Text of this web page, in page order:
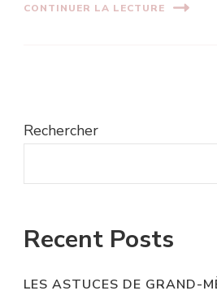
CONTINUER LA LECTURE
Rechercher
Recent Posts
LES ASTUCES DE GRAND-